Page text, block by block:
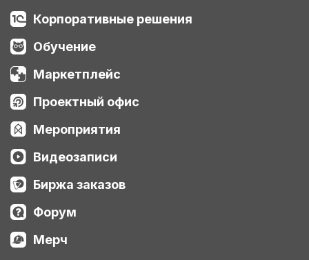
Корпоративные решения
Обучение
Маркетплейс
Проектный офис
Мероприятия
Видеозаписи
Биржа заказов
Форум
Мерч